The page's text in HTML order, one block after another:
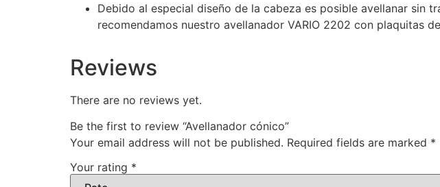
Debido al especial diseño de la cabeza es posible avellanar sin
recomendamos nuestro avellanador VARIO 2202 con plaquitas
Reviews
There are no reviews yet.
Be the first to review “Avellanador cónico”
Your email address will not be published. Required fields are marked *
Your rating *